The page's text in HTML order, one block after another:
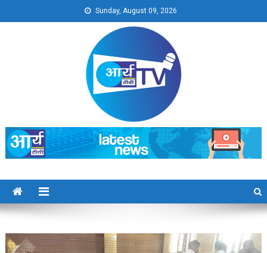
to
Sunday, August 09, 2026
Arya TV